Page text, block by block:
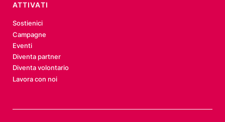
ATTIVATI
Sostienici
Campagne
Eventi
Diventa partner
Diventa volontario
Lavora con noi